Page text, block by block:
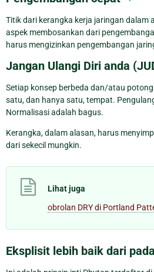
Titik dari kerangka kerja jaringan dalam
aspek membosankan dari
harus mengizinkan pengembangan
Jangan Ulangi Diri anda
Setiap konsep berbeda dan/atau
satu, dan hanya satu, tempat.
Normalisasi adalah bagus.
Kerangka, dalam alasan, harus
dari sekecil mungkin.
Lihat juga
obrolan DRY di Portland
Eksplisit lebih baik dari